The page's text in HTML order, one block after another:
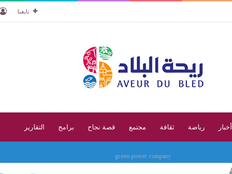
تابعنا
أخبار رياضة ثقافة مجتمع قصة نجاح برامج التقارير
green power company